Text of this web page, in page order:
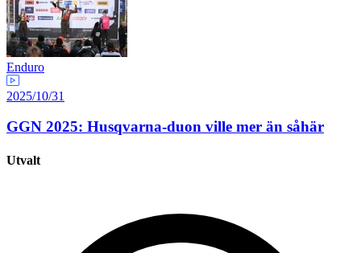
Enduro
2025/10/31
GGN 2025: Husqvarna-duon ville mer än såhär
Utvalt